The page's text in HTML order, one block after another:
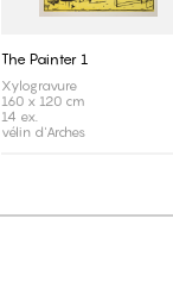
The Painter 1
Xylogravure
160 x 120 cm
14 ex.
vélin d'Arches